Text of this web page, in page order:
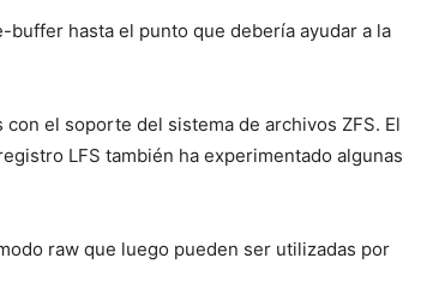
hasta el punto que debería ayudar a la
el soporte del sistema de archivos ZFS. El
LFS también ha experimentado algunas
raw que luego pueden ser utilizadas por